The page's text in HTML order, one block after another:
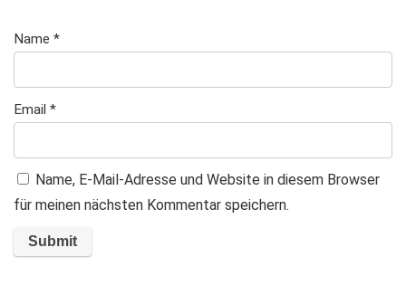
Name *
Email *
Name, E-Mail-Adresse und Website in diesem Browser
für meinen nächsten Kommentar speichern.